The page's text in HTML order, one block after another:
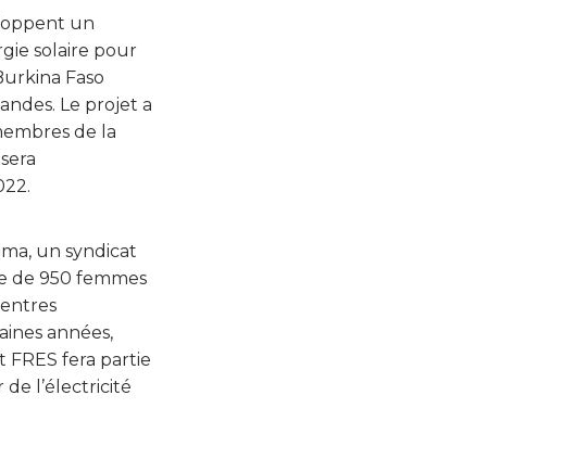
un
solaire pour
Faso
Le projet a
de la
un syndicat
de 950 femmes
années,
FRES fera partie
l’électricité